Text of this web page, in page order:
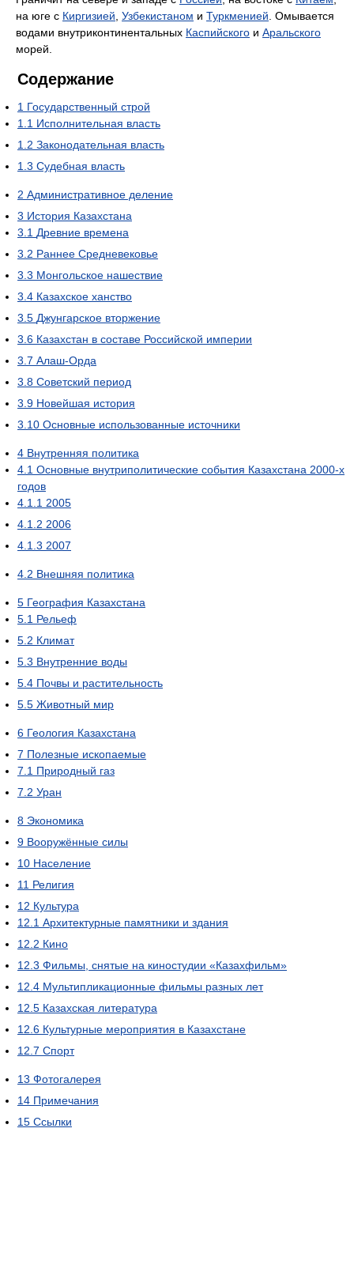
на юге с Киргизией Узбекистаном и Туркменией . Омывается
водами внутриконтинентальных Каспийского и Аральского
морей.
Содержание
1 Государственный строй
1.1 Исполнительная власть
1.2 Законодательная власть
1.3 Судебная власть
2 Административное деление
3 История Казахстана
3.1 Древние времена
3.2 Раннее Средневековье
3.3 Монгольское нашествие
3.4 Казахское ханство
3.5 Джунгарское вторжение
3.6 Казахстан в составе Российской империи
3.7 Алаш-Орда
3.8 Советский период
3.9 Новейшая история
3.10 Основные использованные источники
4 Внутренняя политика
4.1 Основные внутриполитические события Казахстана 2000-х
годов
4.1.1 2005
4.1.2 2006
4.1.3 2007
4.2 Внешняя политика
5 География Казахстана
5.1 Рельеф
5.2 Климат
5.3 Внутренние воды
5.4 Почвы и растительность
5.5 Животный мир
6 Геология Казахстана
7 Полезные ископаемые
7.1 Природный газ
7.2 Уран
8 Экономика
9 Вооружённые силы
10 Население
11 Религия
12 Культура
12.1 Архитектурные памятники и здания
12.2 Кино
12.3 Фильмы, снятые на киностудии «Казахфильм»
12.4 Мультипликационные фильмы разных лет
12.5 Казахская литература
12.6 Культурные мероприятия в Казахстане
12.7 Спорт
13 Фотогалерея
14 Примечания
15 Ссылки